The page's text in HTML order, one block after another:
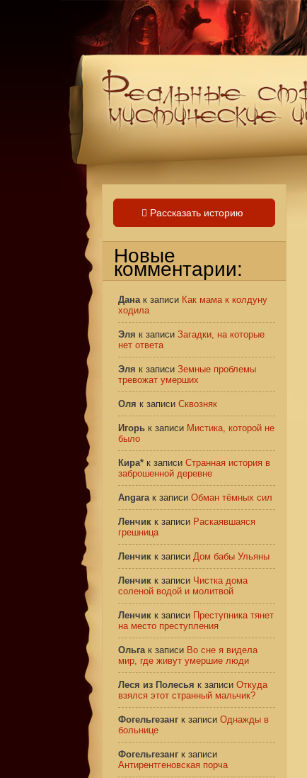
Рассказать историю
Новые
комментарии:
Данак записи Как мама к колдуну
ходила
Эля к записи Загадки, на которые
нет ответа
Эля к записи Земные проблемы
тревожат умерших
Оля к записи Сквозняк
Игорь к записи Мистика, которой не
было
Кира* к записи Странная история в
заброшенной деревне
Angaraк записи Обман тёмных сил
Ленчик к записи Раскаявшаяся
грешница
Ленчик к записи Дом бабы Ульяны
Ленчик к записи Чистка дома
соленой водой и молитвой
Ленчик к записи Преступника тянет
на место преступления
Ольгак записи Во сне я видела
мир, где живут умершие люди
Леся из Полесья к записи Откуда
взялся этот странный мальчик?
Фогельгезанг к записи Однажды в
больнице
Фогельгезанг к записи
Антирентгеновская порча